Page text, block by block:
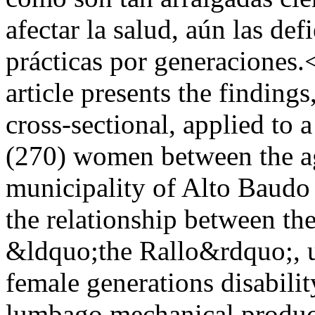
afectar la salud, aún las
prácticas por
article presents the
cross-sectional, applied to
(270) women between the
municipality of Alto
the relationship between
&ldquo;the Rallo&rdquo;,
female generations